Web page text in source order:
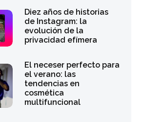
Diez años de historias
de Instagram: la
evolución de la
privacidad efímera
El neceser perfecto para
el verano: las
tendencias en
cosmética
multifuncional